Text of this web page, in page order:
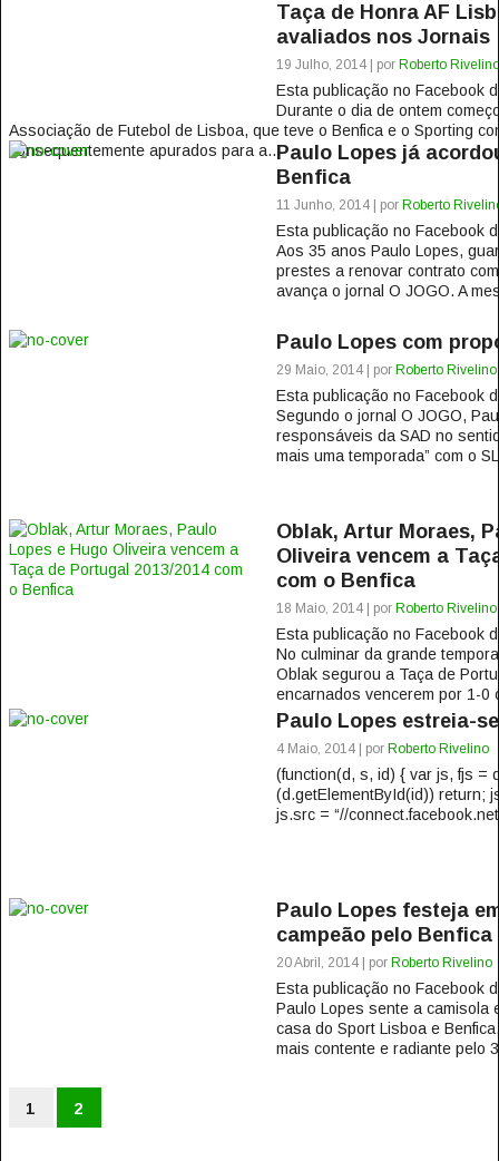
Taça de Honra AF
avaliados nos Jornais
19 Julho, 2014 | por Roberto Rivelino
Esta publicação no Facebook
Durante o dia de ontem
Associação de Futebol de Lisboa, que teve o Benfica e o Sporting
consequentemente apurados para a...Paulo Lopes já
Benfica
11 Junho, 2014 | por Roberto
Esta publicação no Facebook
Aos 35 anos Paulo Lopes,
prestes a renovar contrato
avança o jornal O JOGO. A
Paulo Lopes com
29 Maio, 2014 | por Roberto Rivelino
Esta publicação no Facebook
Segundo o jornal O JOGO,
responsáveis da SAD no
mais uma temporada” com o
Oblak, Artur Moraes,
Oliveira vencem a
com o Benfica
18 Maio, 2014 | por Roberto Rivelino
Esta publicação no Facebook
No culminar da grande
Oblak segurou a Taça de
encarnados vencerem por 1-0
Paulo Lopes estreia-
4 Maio, 2014 | por Roberto Rivelino
(function(d, s, id) { var js, fjs =
(d.getElementById(id)) return;
js.src = “//
Paulo Lopes festeja
campeão pelo Benfica
20 Abril, 2014 | por Roberto Rivelino
Esta publicação no Facebook
Paulo Lopes sente a camisola
casa do Sport Lisboa e
mais contente e radiante pelo
1 2